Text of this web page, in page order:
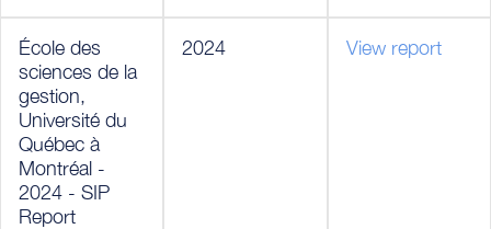
École des
sciences de la
gestion,
Université du
Québec à
Montréal -
2024 - SIP
Report
2024 View report